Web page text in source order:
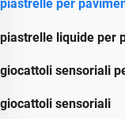
piastrelle per
piastrelle liquide per
giocattoli sensoriali
giocattoli sensoriali